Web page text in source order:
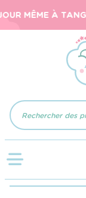
MÊME À
Recherche
de
produits